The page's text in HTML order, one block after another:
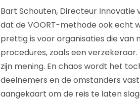
Bart Schouten, Directeur
dat de VOORT-methode ook echt
prettig is voor organisaties die van
procedures, zoals een
zijn mening. En chaos wordt het
deelnemers en de omstanders
aangekaart om de reis te laten